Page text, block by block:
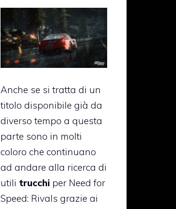
Anche se si tratta di un
titolo disponibile già da
diverso tempo a questa
parte sono in molti
coloro che continuano
ad andare alla ricerca di
utili trucchi per Need for
Speed: Rivals grazie ai